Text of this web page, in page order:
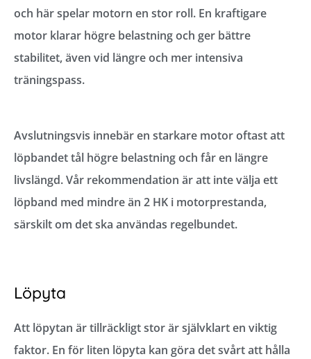
och här spelar motorn en stor roll. En kraftigare
motor klarar högre belastning och ger bättre
stabilitet, även vid längre och mer intensiva
träningspass.
Avslutningsvis innebär en starkare motor oftast att
löpbandet tål högre belastning och får en längre
livslängd. Vår rekommendation är att inte välja ett
löpband med mindre än 2 HK i motorprestanda,
särskilt om det ska användas regelbundet.
Löpyta
Att löpytan är tillräckligt stor är självklart en viktig
faktor. En för liten löpyta kan göra det svårt att hålla